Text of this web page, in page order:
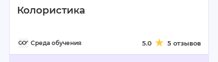
Колористика
Среда обучения 5.0 5 отзывов